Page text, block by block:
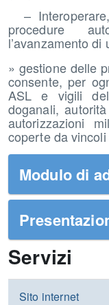
–
procedure
l’avanzamento di
» gestione delle
consente, per
ASL e vigili del
doganali,
autorizzazioni
coperte da
Modulo di
Servizi
Sito internet